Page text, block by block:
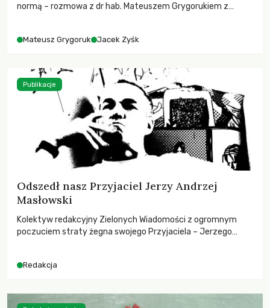
normą – rozmowa z dr hab. Mateuszem Grygorukiem z
Mateusz Grygoruk Jacek Zyśk
Odszedł nasz Przyjaciel Jerzy Andrzej
Masłowski
Kolektyw redakcyjny Zielonych Wiadomości z ogromnym
poczuciem straty żegna swojego Przyjaciela – Jerzego
Redakcja
Publikacje